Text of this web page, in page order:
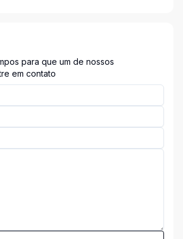
para que um de nossos
em contato